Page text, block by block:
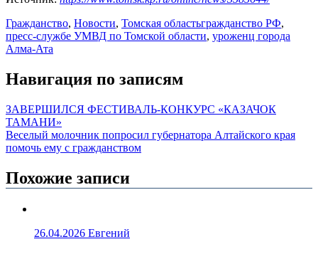
Гражданство, Новости, Томская областьгражданство РФ,
пресс-службе УМВД по Томской области, уроженц города
Алма-Ата
Навигация по записям
ЗАВЕРШИЛСЯ ФЕСТИВАЛЬ-КОНКУРС «КАЗАЧОК
ТАМАНИ»
Веселый молочник попросил губернатора Алтайского края
помочь ему с гражданством
Похожие записи
26.04.2026 Евгений